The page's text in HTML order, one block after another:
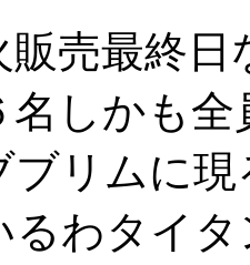
販売最終
名しかも
ブリムに現
るわタイ